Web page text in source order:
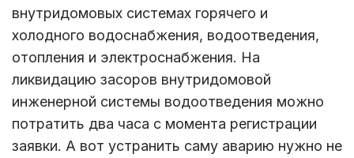
внутридомовых системах горячего и
холодного водоснабжения, водоотведения,
отопления и электроснабжения. На
ликвидацию засоров внутридомовой
инженерной системы водоотведения можно
потратить два часа с момента регистрации
заявки. А вот устранить саму аварию нужно не